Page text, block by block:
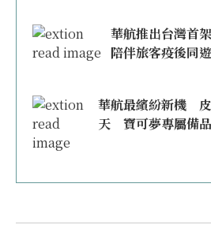
華航推出台灣首
陪伴旅客疫後同
華航最繽紛新機
天 寶可夢專屬備